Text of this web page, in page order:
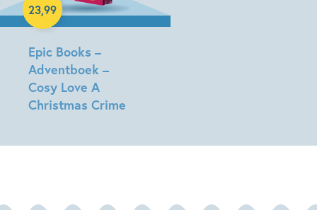
Epic Books –
Adventboek –
Cosy Love A
Christmas Crime
Filippini,
23,99
Paperback